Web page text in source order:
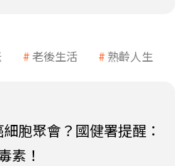
老後生活 熟齡人生
胞聚會？國健署提醒：
素！